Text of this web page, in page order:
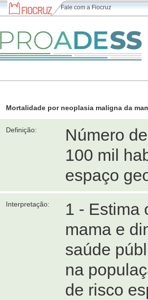
Fale com a Fiocruz
Mortalidade por neoplasia maligna da
Definição:
Número
100 mil
espaço
Interpretação:
1 - Estima
mama e
saúde
na
de risco